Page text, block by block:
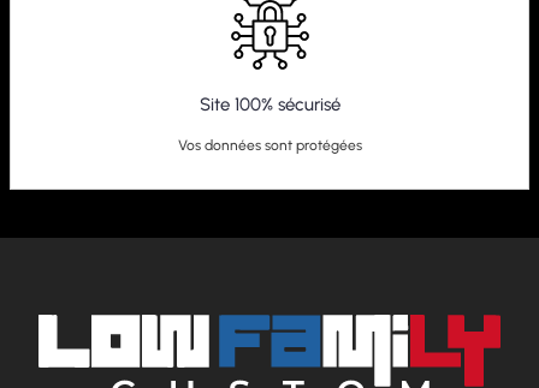
Site 100% sécurisé
Vos données sont protégées